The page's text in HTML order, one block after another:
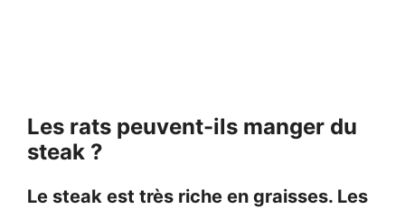
Les rats peuvent-ils manger du
steak ?
Le steak est très riche en graisses. Les